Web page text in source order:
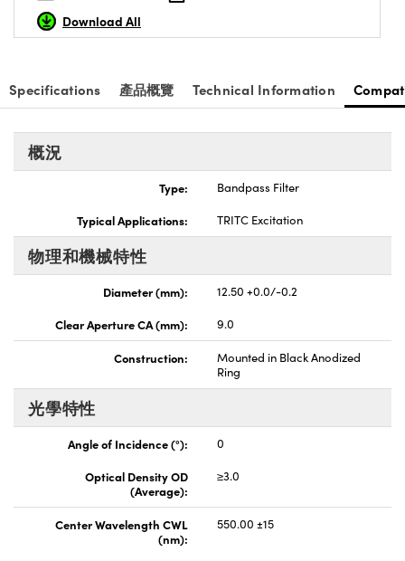
Download All
Specifications 產品概覽 Technical Information
概況
Type:
Bandpass Filter
Typical Applications:
TRITC Excitation
物理和機械特性
Diameter (mm):
12.50 +0.0/-0.2
Clear Aperture CA (mm):
9.0
Construction:
Mounted in Black Anodized
Ring
光學特性
Angle of Incidence (°):
0
Optical Density OD
(Average):
≥3.0
Center Wavelength CWL
(nm):
550.00 ±15